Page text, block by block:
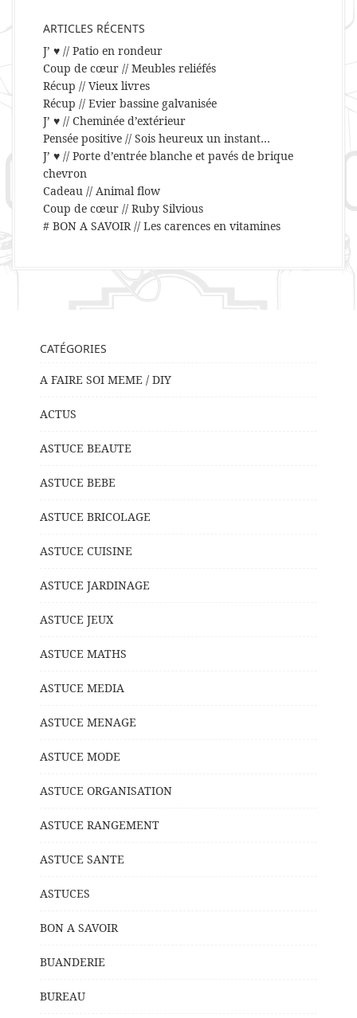
ARTICLES RÉCENTS
J’ ♥ // Patio en rondeur
Coup de cœur // Meubles reliéfés
Récup // Vieux livres
Récup // Evier bassine galvanisée
J’ ♥ // Cheminée d’extérieur
Pensée positive // Sois heureux un instant…
J’ ♥ // Porte d’entrée blanche et pavés de brique
chevron
Cadeau // Animal flow
Coup de cœur // Ruby Silvious
# BON A SAVOIR // Les carences en vitamines
CATÉGORIES
A FAIRE SOI MEME / DIY
ACTUS
ASTUCE BEAUTE
ASTUCE BEBE
ASTUCE BRICOLAGE
ASTUCE CUISINE
ASTUCE JARDINAGE
ASTUCE JEUX
ASTUCE MATHS
ASTUCE MEDIA
ASTUCE MENAGE
ASTUCE MODE
ASTUCE ORGANISATION
ASTUCE RANGEMENT
ASTUCE SANTE
ASTUCES
BON A SAVOIR
BUANDERIE
BUREAU